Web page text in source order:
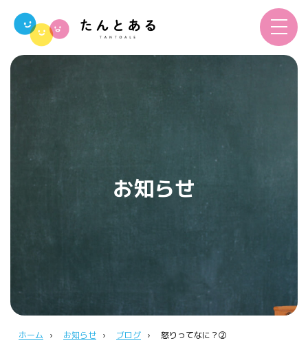
toggle
お知らせ
ホーム › お知らせ › ブログ › 怒りってなに？②